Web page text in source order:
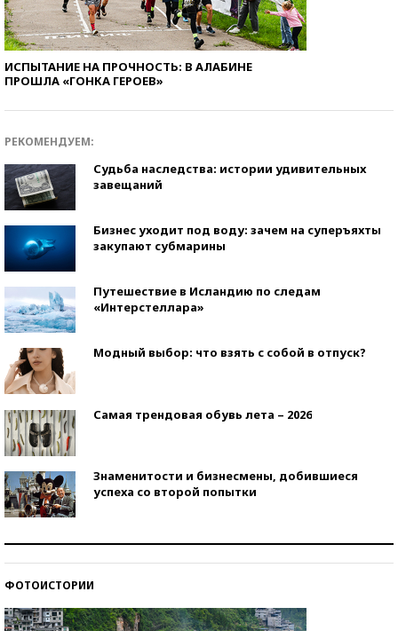
ИСПЫТАНИЕ НА ПРОЧНОСТЬ: В АЛАБИНЕ
ПРОШЛА «ГОНКА ГЕРОЕВ»
РЕКОМЕНДУЕМ:
Судьба наследства: истории удивительных
завещаний
Бизнес уходит под воду: зачем на суперъяхты
закупают субмарины
Путешествие в Исландию по следам
«Интерстеллара»
Модный выбор: что взять с собой в отпуск?
Самая трендовая обувь лета – 2026
Знаменитости и бизнесмены, добившиеся
успеха со второй попытки
ФОТОИСТОРИИ